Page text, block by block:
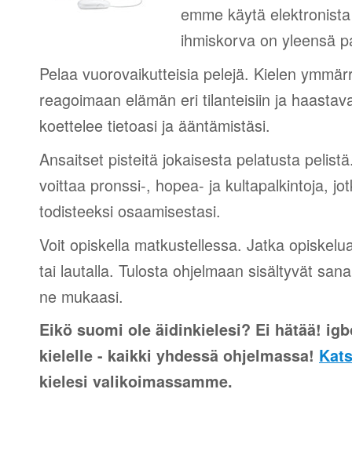
emme käytä
ihmiskorva on yleensä
Pelaa vuorovaikutteisia pelejä. Kielen
reagoimaan elämän eri tilanteisiin ja
koettelee tietoasi ja ääntämistäsi.
Ansaitset pisteitä jokaisesta pelatusta
voittaa pronssi-, hopea- ja kultapalkintoja,
todisteeksi osaamisestasi.
Voit opiskella matkustellessa. Jatka
tai lautalla. Tulosta ohjelmaan sisältyvät
ne mukaasi.
Eikö suomi ole äidinkielesi? Ei hätää!
kielelle - kaikki yhdessä ohjelmassa!
kielesi valikoimassamme.